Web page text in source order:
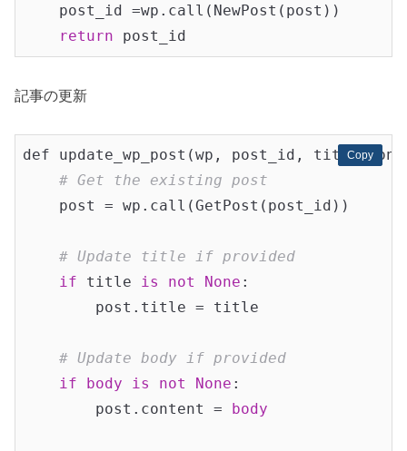
    post_id =wp.call(NewPost(post))
return
記事の更新
Copy
Copy
def update_wp_post(wp, post_id,
# Get the existing post
    post = wp.call(GetPost(post_id))
# Update title if provided
if title is not None :
        post.title = title
# Update body if provided
if
body is not None :
        post.content =
body